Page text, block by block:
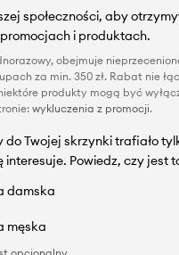
społeczności, aby
i produktach.
obejmuje
za min. 350 zł. Rabat nie
produkty mogą być
wykluczenia z promocji.
do Twojej skrzynki trafiało
interesuje. Powiedz, czy jest
damska
męska